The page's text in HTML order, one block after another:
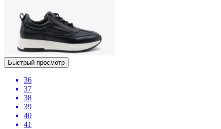
Быстрый просмотр
36
37
38
39
40
41